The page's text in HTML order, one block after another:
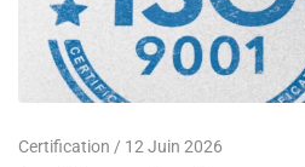
Certification 12 Juin 2026